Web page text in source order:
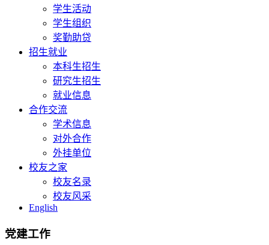
学生活动
学生组织
奖勤助贷
招生就业
本科生招生
研究生招生
就业信息
合作交流
学术信息
对外合作
外挂单位
校友之家
校友名录
校友风采
English
党建工作